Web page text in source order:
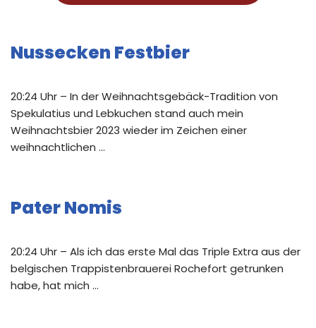
Nussecken Festbier
20:24 Uhr – In der Weihnachtsgebäck-Tradition von
Spekulatius und Lebkuchen stand auch mein
Weihnachtsbier 2023 wieder im Zeichen einer
weihnachtlichen …
Pater Nomis
20:24 Uhr – Als ich das erste Mal das Triple Extra aus der
belgischen Trappistenbrauerei Rochefort getrunken
habe, hat mich …